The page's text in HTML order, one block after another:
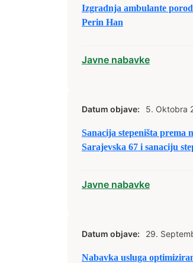
Izgradnja ambulante
Perin Han
Javne nabavke
Datum objave: 5. Oktobra
Sanacija stepeništa prema
Sarajevska 67 i sanaciju
Javne nabavke
Datum objave: 29.
Nabavka usluga